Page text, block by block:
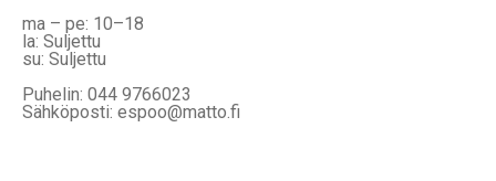
ma – pe: 10–18
la: Suljettu
su: Suljettu
Puhelin: 044 9766023
Sähköposti: espoo@matto.fi